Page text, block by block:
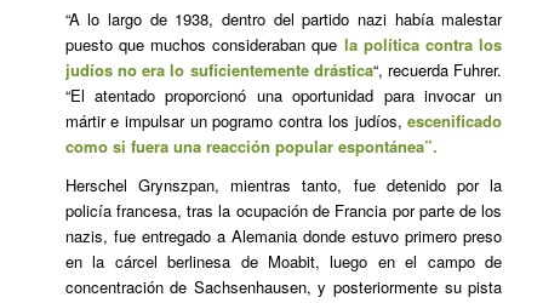
“A lo largo de 1938, dentro del partido nazi había malestar
puesto que muchos consideraban que la política contra los
judíos no era lo suficientemente drástica“, recuerda Fuhrer.
“El atentado proporcionó una oportunidad para invocar un
mártir e impulsar un pogramo contra los judíos,escenificado
como si fuera una reacción popular espontánea”.
Herschel Grynszpan, mientras tanto, fue detenido por la
policía francesa, tras la ocupación de Francia por parte de los
nazis, fue entregado a Alemania donde estuvo primero preso
en la cárcel berlinesa de Moabit, luego en el campo de
concentración de Sachsenhausen, y posteriormente su pista